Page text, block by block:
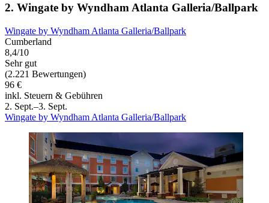
2. Wingate by Wyndham Atlanta Galleria/Ballpark
Wingate by Wyndham Atlanta Galleria/Ballpark
Cumberland
8,4/10
Sehr gut
(2.221 Bewertungen)
96 €
inkl. Steuern & Gebühren
2. Sept.–3. Sept.
Wingate by Wyndham Atlanta Galleria/Ballpark